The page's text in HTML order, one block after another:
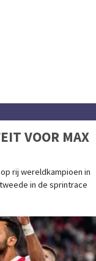
VOOR MAX
rij wereldkampioen in
in de sprintrace